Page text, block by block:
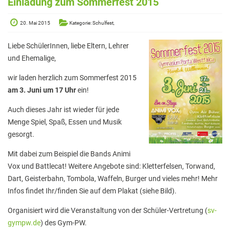
Unterrichtszeiten
Kooperationen
IT & Print
Musikschule
Stadtbücherei
Wirtschaft
Förderverein
Ziele des Fördervereins
Sitzungen und Protokolle
Neue Fünftklässler*innen
20. Mai 2015 Kategorie: Schulfest,
Liebe SchülerInnen, liebe Eltern, Lehrer
und Ehemalige,
wir laden herzlich zum Sommerfest 2015
am 3. Juni um 17 Uhrein!
Auch dieses Jahr ist wieder für jede
Menge Spiel, Spaß, Essen und Musik
gesorgt.
Mit dabei zum Beispiel die Bands Animi
Vox und Battlecat! Weitere Angebote sind: Kletterfelsen, Torwand,
Dart, Geisterbahn, Tombola, Waffeln, Burger und vieles mehr! Mehr
Infos findet Ihr/finden Sie auf dem Plakat (siehe Bild).
Organisiert wird die Veranstaltung von der Schüler-Vertretung (sv-
gympw.de) des Gym-PW.